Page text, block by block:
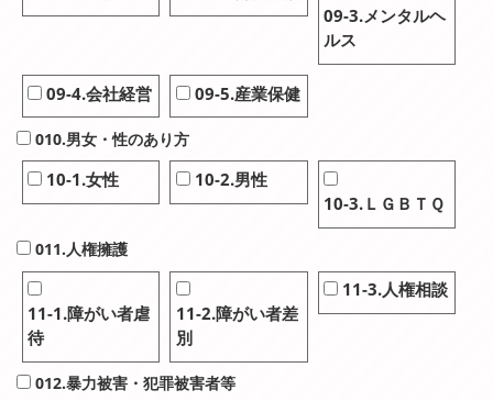
09-3.メンタルヘ
ルス
09-4.会社経営 09-5.産業保健
010.男女・性のあり方
10-1.女性
10-2.男性
10-3.ＬＧＢＴＱ
011.人権擁護
11-1.障がい者虐
待
11-2.障がい者差
別
11-3.人権相談
012.暴力被害・犯罪被害者等